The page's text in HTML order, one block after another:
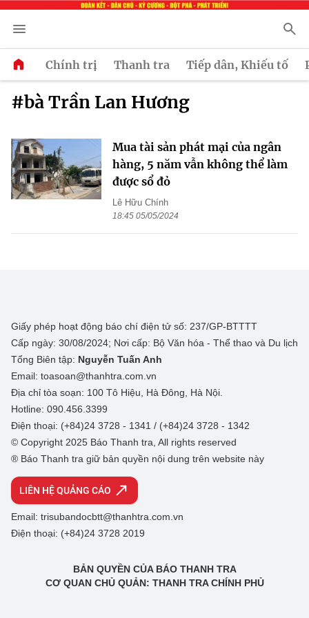
Chính trị Thanh tra Tiếp dân, Khiếu tố
#bà Trần Lan Hương
Mua tài sản phát mại của ngân
hàng, 5 năm vẫn không thể làm
được sổ đỏ
Lê Hữu Chính
18:45 05/05/2024
Giấy phép hoạt động báo chí điện tử số: 237/GP-BTTTT
Cấp ngày: 30/08/2024; Nơi cấp: Bộ Văn hóa - Thể thao và Du lịch
Tổng Biên tập: Nguyễn Tuấn Anh
Email: toasoan@thanhtra.com.vn
Địa chỉ tòa soạn: 100 Tô Hiệu, Hà Đông, Hà Nội.
Hotline: 090.456.3399
Điện thoại: (+84)24 3728 - 1341 / (+84)24 3728 - 1342
© Copyright 2025 Báo Thanh tra, All rights reserved
® Báo Thanh tra giữ bản quyền nội dung trên website này
LIÊN HỆ QUẢNG CÁO
Email: trisubandocbtt@thanhtra.com.vn
Điện thoại: (+84)24 3728 2019
BẢN QUYỀN CỦA BÁO THANH TRA
CƠ QUAN CHỦ QUẢN: THANH TRA CHÍNH PHỦ